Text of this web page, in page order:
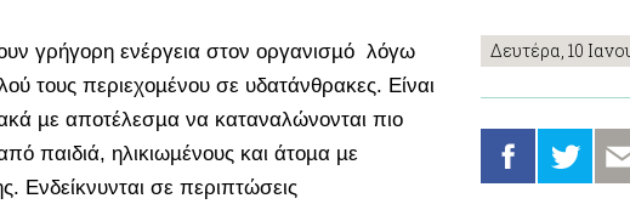
Δευτέρα, 10
γρήγορη ενέργεια στον οργανισµό λόγω
τους περιεχοµένου σε υδατάνθρακες. Eίναι
µε αποτέλεσµα να καταναλώνονται πιο
παιδιά, ηλικιωµένους και άτοµα µε
Ενδείκνυνται σε περιπτώσεις